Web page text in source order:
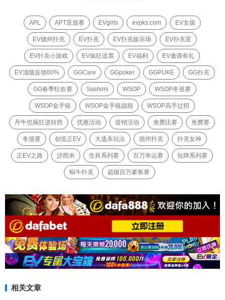
APL APT亚巡赛 EVgirls evpks.com EV女孩
EV德州扑克 EV扑克 EV扑克娱乐场 EV扑克室
EV扑克小游戏 EV疯狂送票 EV福利 EV邀请有礼
EV顶级反馈60% GGCare GGpoker GGPUKE GG扑克
GG春季狂欢赛 Sashimi WSOP WSOP冬巡赛
WSOP金手链 WSOP金手链战报 WSOP高手过招
丹牛也疯狂逆转胜 优惠活动 促销活动 免费比赛 免费赛
冬巡赛 创造正EV 大逃杀玩法 德州扑克 扑克女神
正EV之路 沙西米 生肖系列赛 百万幸运赛 短牌系列赛
蜗牛扑克 超级百万豪客赛
相关文章